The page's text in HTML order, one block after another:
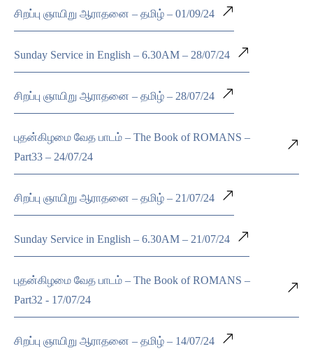
சிறப்பு ஞாயிறு ஆராதனை – தமிழ் – 01/09/24
Sunday Service in English – 6.30AM – 28/07/24
சிறப்பு ஞாயிறு ஆராதனை – தமிழ் – 28/07/24
புதன்கிழமை வேத பாடம் – The Book of ROMANS –
Part33 – 24/07/24
சிறப்பு ஞாயிறு ஆராதனை – தமிழ் – 21/07/24
Sunday Service in English – 6.30AM – 21/07/24
புதன்கிழமை வேத பாடம் – The Book of ROMANS –
Part32 - 17/07/24
சிறப்பு ஞாயிறு ஆராதனை – தமிழ் – 14/07/24